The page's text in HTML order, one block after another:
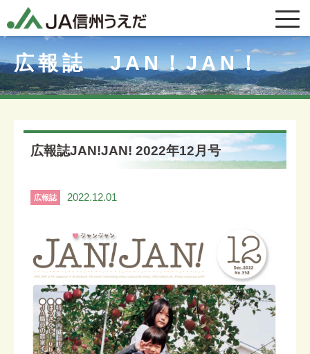
広報誌 JAN！JAN！
広報誌JAN!JAN! 2022年12月号
広報誌 2022.12.01